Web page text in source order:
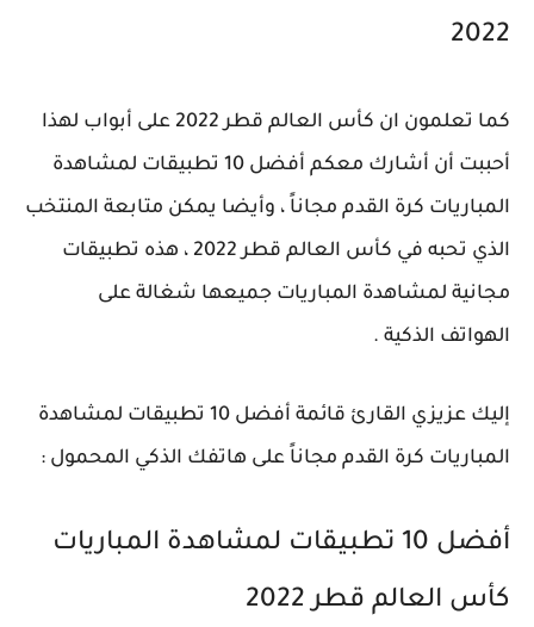
2022
كما تعلمون ان كأس العالم قطر 2022 على أبواب لهذا
أحببت أن أشارك معكم أفضل 10 تطبيقات لمشاهدة
المباريات كرة القدم مجاناً ، وأيضا يمكن متابعة المنتخب
الذي تحبه في كأس العالم قطر 2022 ، هذه تطبيقات
مجانية لمشاهدة المباريات جميعها شغالة على
الهواتف الذكية .
إليك عزيزي القارئ قائمة أفضل 10 تطبيقات لمشاهدة
المباريات كرة القدم مجاناً على هاتفك الذكي المحمول :
أفضل 10 تطبيقات لمشاهدة المباريات
كأس العالم قطر 2022